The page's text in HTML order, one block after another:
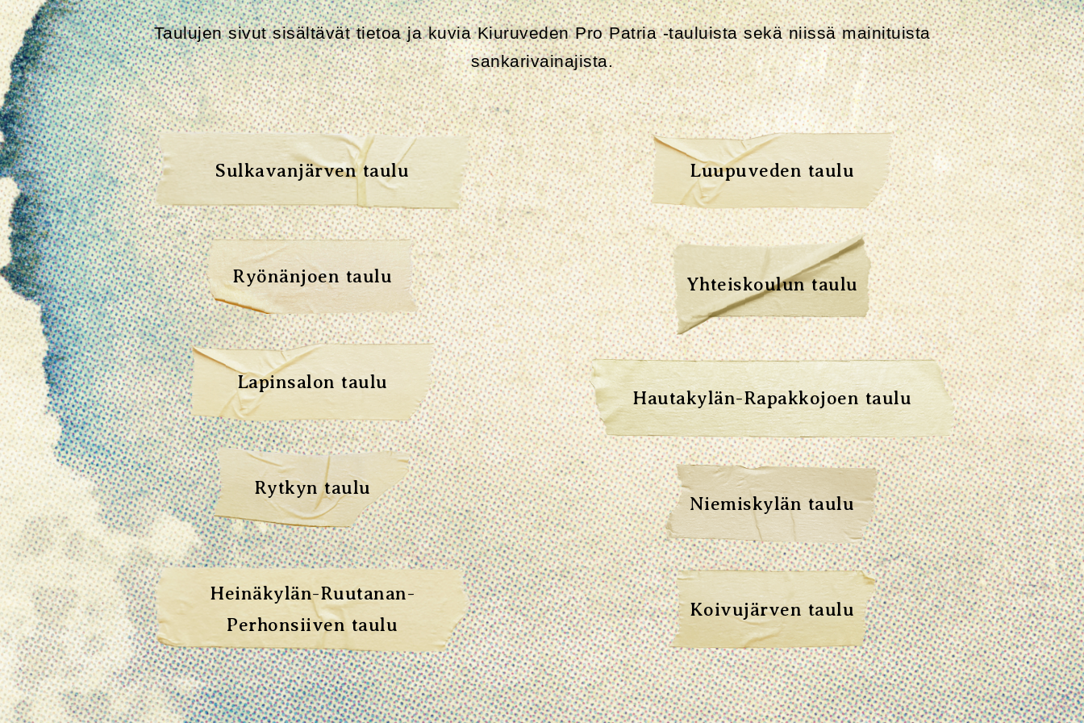
Taulujen sivut sisältävät tietoa ja kuvia Kiuruveden Pro Patria -tauluista sekä niissä mainituista
sankarivainajista.
Sulkavanjärven taulu
Ryönänjoen taulu
Lapinsalon taulu
Rytkyn taulu
Heinäkylän-Ruutanan-
Perhonsiiven taulu
Luupuveden taulu
Yhteiskoulun taulu
Hautakylän-Rapakkojoen taulu
Niemiskylän taulu
Koivujärven taulu